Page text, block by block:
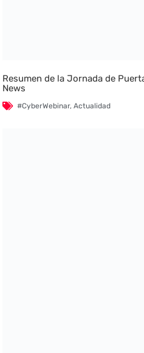
Resumen de la Jornada de
News
#CyberWebinar,Actualidad